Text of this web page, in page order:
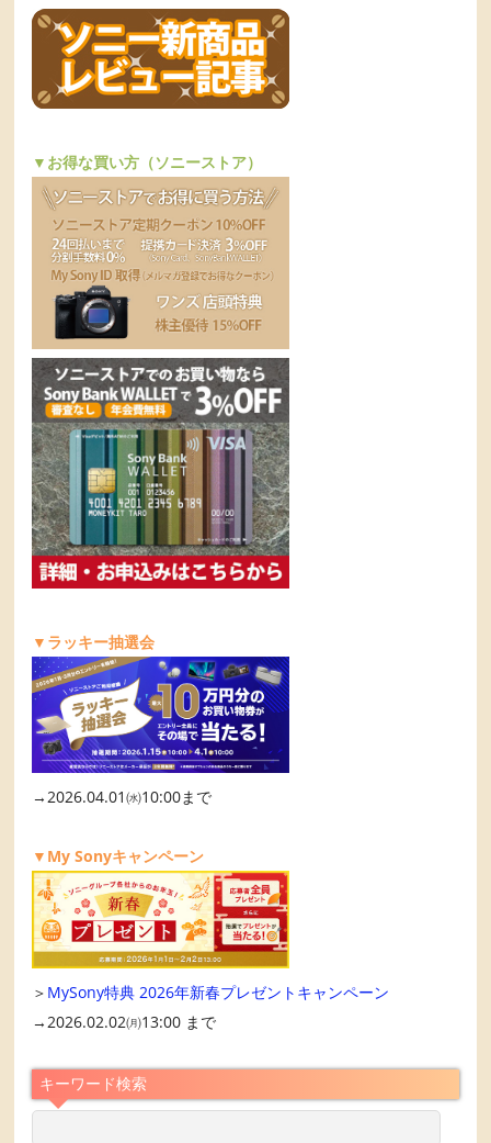
▼お得な買い方（ソニーストア）
▼ラッキー抽選会
→2026.04.01㈬10:00まで
▼My Sonyキャンペーン
＞ MySony特典 2026年新春プレゼントキャンペーン
→2026.02.02㈪13:00 まで
キーワード検索